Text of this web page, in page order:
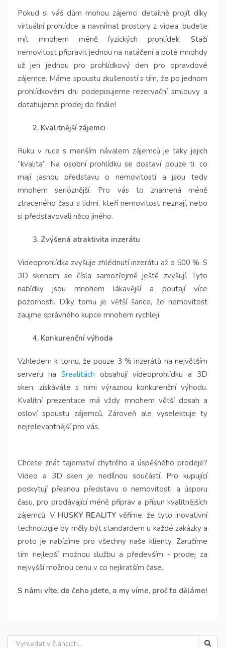
Pokud si váš dům mohou zájemci detailně projít díky
virtuální prohlídce a navnímat prostory z videa, budete
mít mnohem méně fyzických prohlídek. Stačí
nemovitost připravit jednou na natáčení a poté mnohdy
už jen jednou pro prohlídkový den pro opravdové
zájemce. Máme spoustu zkušeností s tím, že po jednom
prohlídkovém dni podepisujeme rezervační smlouvy a
dotahujeme prodej do finále!
2. Kvalitnější zájemci
Ruku v ruce s menším návalem zájemců je taky jejich
“kvalita”. Na osobní prohlídku se dostaví pouze ti, co
mají jasnou představu o nemovitosti a jsou tedy
mnohem serióznější. Pro vás to znamená méně
ztraceného času s lidmi, kteří nemovitost neznají, nebo
si představovali něco jiného.
3. Zvýšená atraktivita inzerátu
Videoprohlídka zvyšuje zhlédnutí inzerátu až o 500 %. S
3D skenem se čísla samozřejmě ještě zvyšují. Tyto
nabídky jsou mnohem lákavější a poutají více
pozornosti. Díky tomu je větší šance, že nemovitost
zaujme správného kupce mnohem rychleji.
4. Konkurenční výhoda
Vzhledem k tomu, že pouze 3 % inzerátů na největším
serveru na Srealitách obsahují videoprohlídku a 3D
sken, získáváte s nimi výraznou konkurenční výhodu.
Kvalitní prezentace má vždy mnohem větší dosah a
osloví spoustu zájemců. Zároveň ale vyselektuje ty
nejrelevantnější pro vás.
Chcete znát tajemství chytrého a úspěšného prodeje?
Video a 3D sken je nedílnou součástí. Pro kupující
poskytují přesnou představu o nemovitosti a úsporu
času, pro prodávající méně příprav a přísun kvalitnějších
zájemců. V HUSKY REALITY věříme, že tyto inovativní
technologie by měly být standardem u každé zakázky a
proto je nabízíme pro všechny naše klienty. Zaručíme
tím nejlepší možnou službu a především - prodej za
nejvyšší možnou cenu v co nejkratším čase.
S námi víte, do čeho jdete, a my víme, proč to děláme!